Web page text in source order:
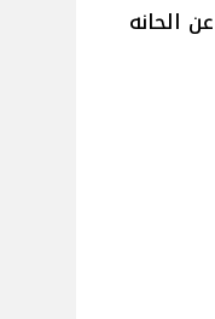
الحانه